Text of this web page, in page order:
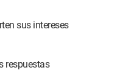
sus intereses
respuestas